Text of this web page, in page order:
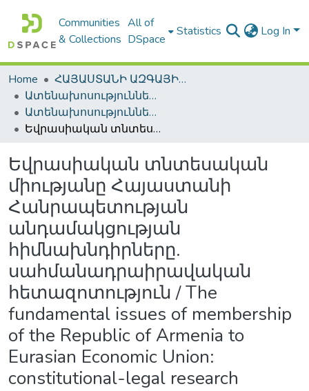
Communities
& Collections
All of
DSpace
Statistics Log In
Home
ՀԱՅԱՍՏԱՆԻ ԱԶԳԱՅԻՆ ԳՐԱԴԱՐԱՆԻ ԹՎԱՅԻՆ ՊԱՀՈՑ / DIGITAL REPOSITORY OF NLA
Ատենախոսություններ և սեղմագրեր / Theses & Abstracts
Ատենախոսություններ և սեղմագրեր / Theses & Abstracts
Եվրասիական տնտեսական միությանը Հայաստանի Հանրապետության անդամակցության հիմնախնդիրները. սահմանադրաիրավական հետազոտություն / The fundamental issues of membership of the Republic of Armenia tо Eurasian Economic Union: constitutional-legal research
Եվրասիական տնտեսական
միությանը Հայաստանի
Հանրապետության
անդամակցության
հիմնախնդիրները.
սահմանադրաիրավական
հետազոտություն / The
fundamental issues of membership
of the Republic of Armenia tо
Eurasian Economic Union:
constitutional-legal research